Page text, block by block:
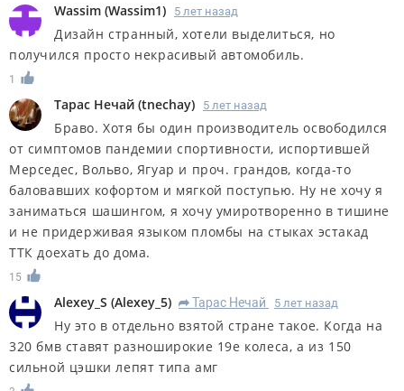
Wassim (Wassim1) 5 лет назад
Дизайн странный, хотели выделиться, но
получился просто некрасивый автомобиль.
1
Тарас Нечай (tnechay) 5 лет назад
Браво. Хотя бы один производитель освободился
от симптомов пандемии спортивности, испортившей
Мерседес, Вольво, Ягуар и проч. грандов, когда-то
баловавших кофортом и мягкой поступью. Ну не хочу я
заниматься шашингом, я хочу умиротворенно в тишине
и не придерживая языком пломбы на стыках эстакад
ТТК доехать до дома.
15
Alexey_S (Alexey_5) R Тарас Нечай 5 лет назад
Ну это в отдельно взятой стране такое. Когда на
320 бмв ставят разноширокие 19е колеса, а из 150
сильной цэшки лепят типа амг